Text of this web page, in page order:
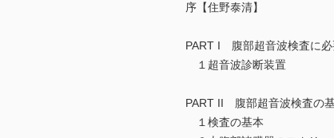
序【住野泰清】
PART I 腹部超音波検査に必
１超音波診断装置
PART II 腹部超音波検査の基
１検査の基本